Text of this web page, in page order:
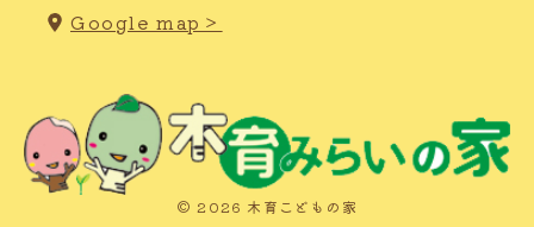
Google map＞
© 2026 木育こどもの家